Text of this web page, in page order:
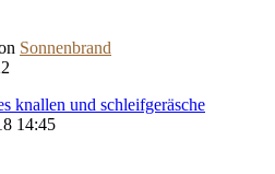
Sonnenbrand
knallen und schleifgeräsche
14:45